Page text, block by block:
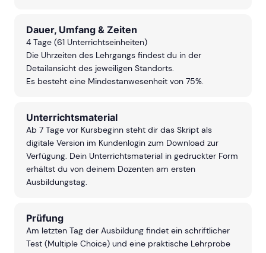
Dauer, Umfang & Zeiten
4 Tage (61 Unterrichtseinheiten)
Die Uhrzeiten des Lehrgangs findest du in der
Detailansicht des jeweiligen Standorts.
Es besteht eine Mindestanwesenheit von 75%.
Unterrichtsmaterial
Ab 7 Tage vor Kursbeginn steht dir das Skript als
digitale Version im Kundenlogin zum Download zur
Verfügung. Dein Unterrichtsmaterial in gedruckter Form
erhältst du von deinem Dozenten am ersten
Ausbildungstag.
Prüfung
Am letzten Tag der Ausbildung findet ein schriftlicher
Test (Multiple Choice) und eine praktische Lehrprobe